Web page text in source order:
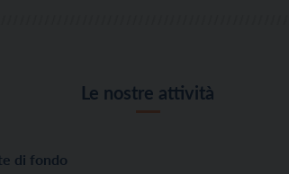
Le nostre attività
di fondo